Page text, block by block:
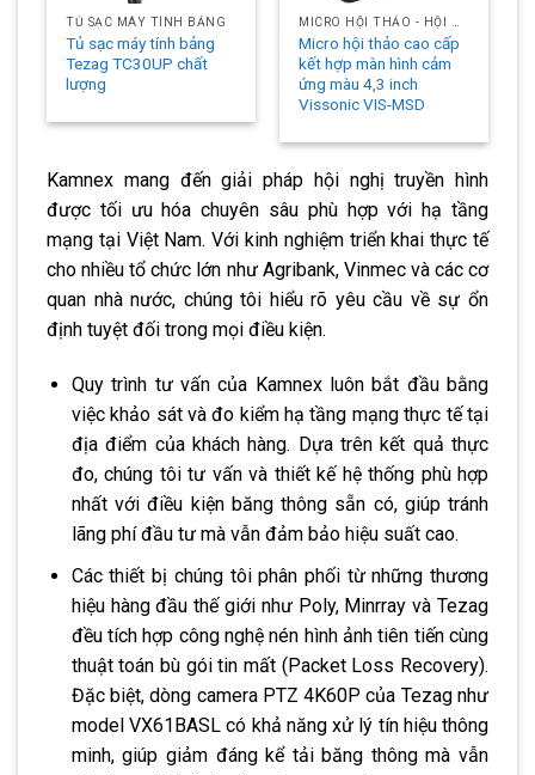
TỦ SẠC MÁY TÍNH BẢNG
Tủ sạc máy tính bảng
Tezag TC30UP chất
lượng
MICRO HỘI THẢO - HỘI NGHỊ
Micro hội thảo cao cấp
kết hợp màn hình cảm
ứng màu 4,3 inch
Vissonic VIS-MSD
Kamnex mang đến giải pháp hội nghị truyền hình
được tối ưu hóa chuyên sâu phù hợp với hạ tầng
mạng tại Việt Nam. Với kinh nghiệm triển khai thực tế
cho nhiều tổ chức lớn như Agribank, Vinmec và các cơ
quan nhà nước, chúng tôi hiểu rõ yêu cầu về sự ổn
định tuyệt đối trong mọi điều kiện.
Quy trình tư vấn của Kamnex luôn bắt đầu bằng
việc khảo sát và đo kiểm hạ tầng mạng thực tế tại
địa điểm của khách hàng. Dựa trên kết quả thực
đo, chúng tôi tư vấn và thiết kế hệ thống phù hợp
nhất với điều kiện băng thông sẵn có, giúp tránh
lãng phí đầu tư mà vẫn đảm bảo hiệu suất cao.
Các thiết bị chúng tôi phân phối từ những thương
hiệu hàng đầu thế giới như Poly, Minrray và Tezag
đều tích hợp công nghệ nén hình ảnh tiên tiến cùng
thuật toán bù gói tin mất (Packet Loss Recovery).
Đặc biệt, dòng camera PTZ 4K60P của Tezag như
model VX61BASL có khả năng xử lý tín hiệu thông
minh, giúp giảm đáng kể tải băng thông mà vẫn